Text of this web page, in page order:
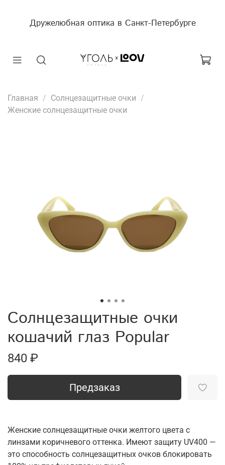
Дружелюбная оптика в Санкт-Петербурге
Главная
Солнцезащитные очки
Женские солнцезащитные очки
Солнцезащитные очки
кошачий глаз Popular
840 ₽
Предзаказ
Женские солнцезащитные очки желтого цвета с
линзами коричневого оттенка. Имеют защиту UV400 —
это способность солнцезащитных очков блокировать